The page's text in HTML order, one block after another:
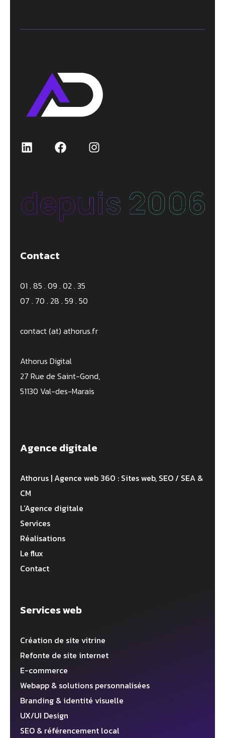
Contact
01 . 85 . 09 . 02 . 35
07 . 70 . 28 . 59 . 50
contact (at) athorus.fr
Athorus Digital
27 Rue de Saint-Gond,
51130 Val-des-Marais
Agence digitale
Athorus | Agence web 360 : Sites web, SEO / SEA &
CM
L’Agence digitale
Services
Réalisations
Le flux
Contact
Services web
Création de site vitrine
Refonte de site internet
E-commerce
Webapp & solutions personnalisées
Branding & identité visuelle
UX/UI Design
SEO & référencement local